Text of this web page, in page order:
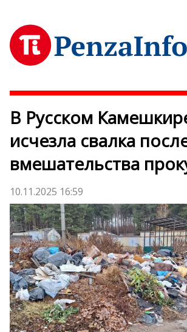
В Русском
исчезла свалка
вмешательства
10.11.2025 16:59